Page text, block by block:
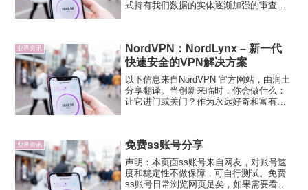
式持有我们数据的实体逐渐加强的审查上
为...
业界资讯
NordVPN：NordLynx – 新一代
快速安全的VPN解决方案
以下信息来自NordVPN 官方网站，由润土
分享翻译。当创新来临时，你会做什么：
让它进门或关门？作为永远好奇和富有想
业界资讯 免费ss账号分享
声明：本页面ss账号来自网友，对账号速
度和稳定性不做保障，可自行测试。免费
ss账号日常浏览网页足矣，如果需要看视